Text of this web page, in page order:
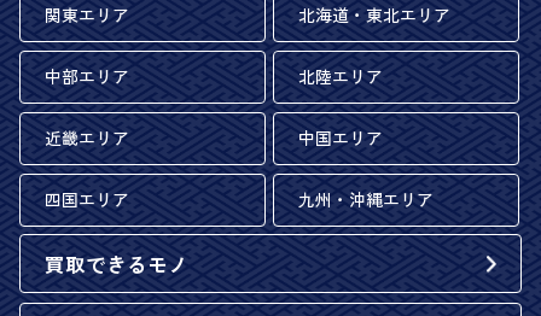
関東エリア 北海道・東北エリア
中部エリア 北陸エリア
近畿エリア 中国エリア
四国エリア 九州・沖縄エリア
買取できるモノ